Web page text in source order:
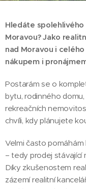
Hledáte
Moravou? Jako
nad Moravou i
nákupem i
Postarám se o
bytu, rodinného
rekreačních
chvíli, kdy plánujete
Velmi často
– tedy prodej stávající
Díky zkušenostem
zázemí realitní